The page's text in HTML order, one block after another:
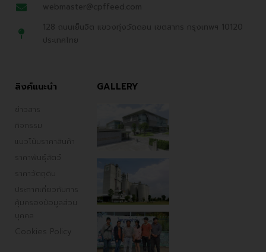
webmaster@cpffeed.com
128 ถนนเย็นจิต แขวงทุ่งวัดดอน เขตสาทร กรุงเทพฯ 10120
ประเทศไทย
ลิงค์แนะนำ
ข่าวสาร
กิจกรรม
แนวโน้มราคาสินค้า
ราคาพันธ์ุสัตว์
ราคาวัตถุดิบ
ประกาศเกี่ยวกับการ
คุ้มครองข้อมูลส่วน
บุคคล
Cookies Policy
GALLERY